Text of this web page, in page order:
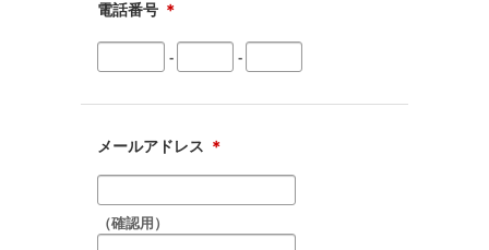
電話番号 ＊
- -
メールアドレス ＊
（確認用）